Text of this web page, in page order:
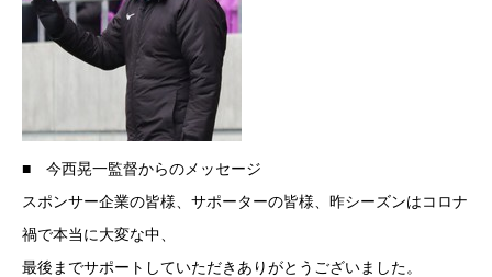
■ 今西晃一監督からのメッセージ
スポンサー企業の皆様、サポーターの皆様、昨シーズンはコロナ
禍で本当に大変な中、
最後までサポートしていただきありがとうございました。